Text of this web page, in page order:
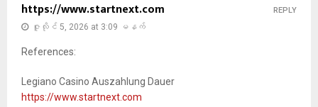
https://www.startnext.com
ဇူလိုင် 5, 2026 at 3:09 မနက်
References:
Legiano Casino Auszahlung Dauer
https://www.startnext.com
REPLY